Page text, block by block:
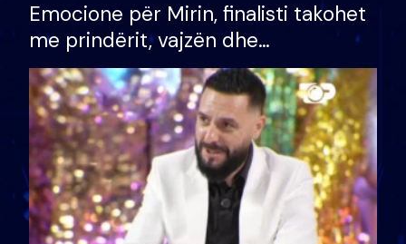
Emocione për Mirin, finalisti takohet
me prindërit, vajzën dhe
bashkëshorten: S’kemi ndonjë letër
divorci apo jo?